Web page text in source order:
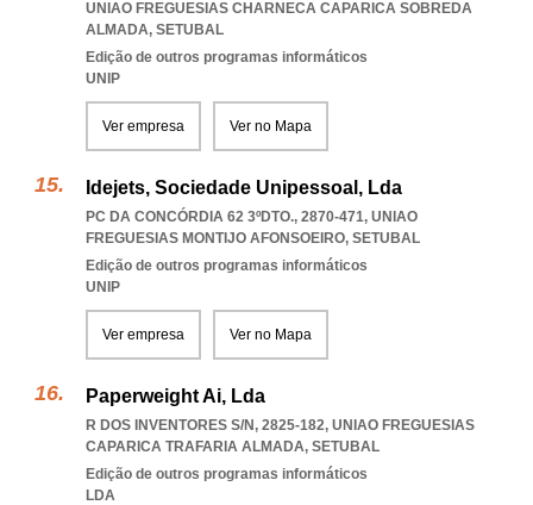
UNIAO FREGUESIAS CHARNECA CAPARICA SOBREDA
ALMADA, SETUBAL
Edição de outros programas informáticos
UNIP
Ver empresa Ver no Mapa
Idejets, Sociedade Unipessoal, Lda
PC DA CONCÓRDIA 62 3ºDTO., 2870-471, UNIAO
FREGUESIAS MONTIJO AFONSOEIRO, SETUBAL
Edição de outros programas informáticos
UNIP
Ver empresa Ver no Mapa
Paperweight Ai, Lda
R DOS INVENTORES S/N, 2825-182, UNIAO FREGUESIAS
CAPARICA TRAFARIA ALMADA, SETUBAL
Edição de outros programas informáticos
LDA